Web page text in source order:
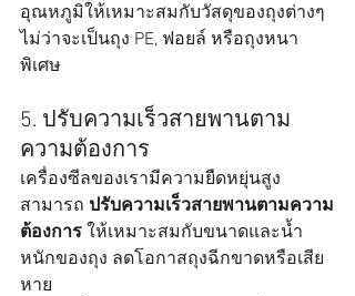
อุณหภูมิให้เหมาะสมกับวัสดุของถุงต่างๆ
ไม่ว่าจะเป็นถุง PE, ฟอยล์ หรือถุงหนา
พิเศษ
5. ปรับความเร็วสายพานตาม
ความต้องการ
เครื่องซีลของเรามีความยืดหยุ่นสูง
สามารถ ปรับความเร็วสายพานตามความ
ต้องการ ให้เหมาะสมกับขนาดและน้ำ
หนักของถุง ลดโอกาสถุงฉีกขาดหรือเสีย
หาย